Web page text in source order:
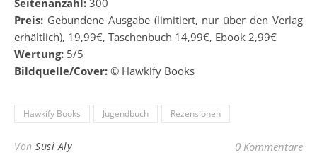
Seitenanzahl: 300
Preis: Gebundene Ausgabe (limitiert, nur über den Verlag
erhältlich), 19,99€, Taschenbuch 14,99€, Ebook 2,99€
Wertung: 5/5
Bildquelle/Cover: © Hawkify Books
Hawkify Books Jugendbuch Rezensionen
Von Susi Aly 0 Kommentare